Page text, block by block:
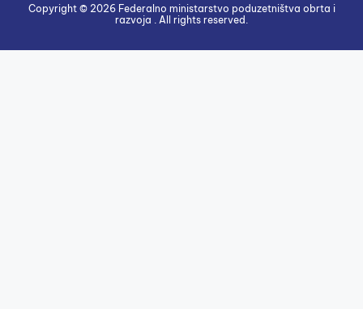
Copyright © 2026 Federalno ministarstvo poduzetništva obrta i
razvoja . All rights reserved.